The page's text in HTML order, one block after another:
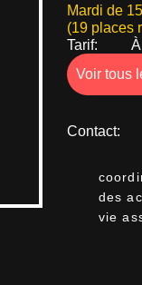
Mardi de
(19 places
Tarif:
Voir tous
Contact:
des
vie